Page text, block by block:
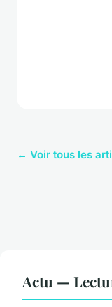
← Voir tous les
Actu —